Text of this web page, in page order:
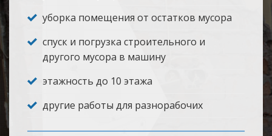
уборка помещения от остатков мусора
спуск и погрузка строительного и
другого мусора в машину
этажность до 10 этажа
другие работы для разнорабочих